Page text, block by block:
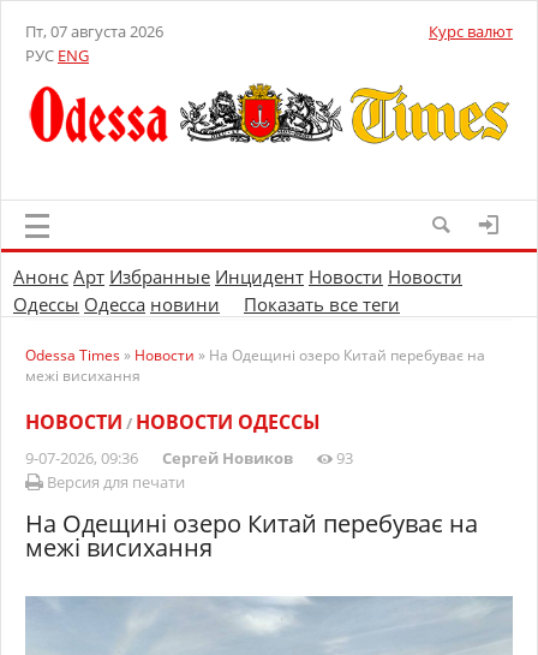
Пт, 07 августа 2026
РУС ENG
Курс валют
Анонс Арт Избранные Инцидент Новости Новости
Одессы Одесса новини Показать все теги
Odessa Times» Новости » На Одещині озеро Китай перебуває на
межі висихання
НОВОСТИ / НОВОСТИ ОДЕССЫ
9-07-2026, 09:36 Сергей Новиков
93
Версия для печати
На Одещині озеро Китай перебуває на
межі висихання